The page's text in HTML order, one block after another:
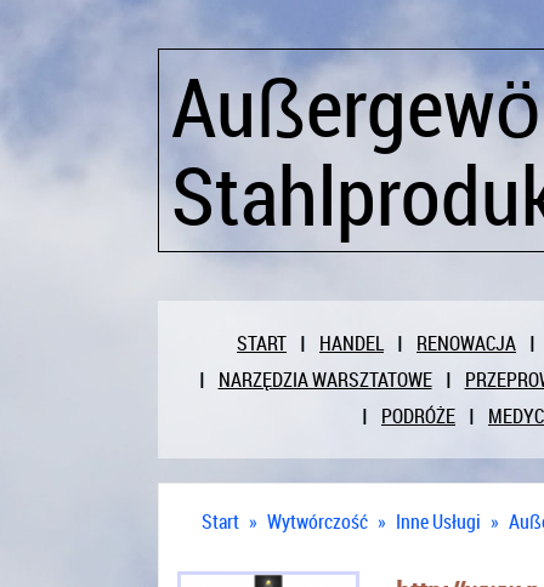
START HANDEL
RENOWACJA
NARZĘDZIA WARSZTATOWE
PODRÓŻE
Start » Wytwórczość » Inne Usługi »